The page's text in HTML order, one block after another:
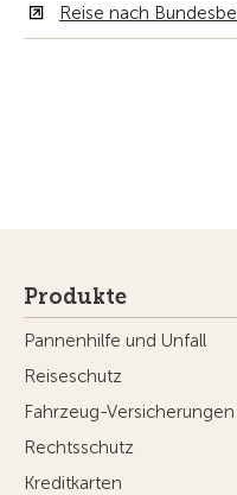
Reise nach
Produkte
Pannenhilfe und Unfall
Reiseschutz
Fahrzeug-Versicherungen
Rechtsschutz
Kreditkarten